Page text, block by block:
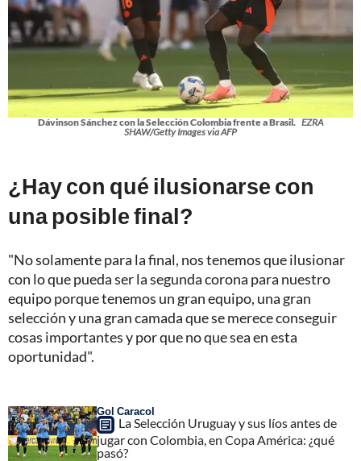
Dávinson Sánchez con la Selección Colombia frente a Brasil. EZRA
SHAW/Getty Images via AFP
¿Hay con qué ilusionarse con
una posible final?
"No solamente para la final, nos tenemos que ilusionar
con lo que pueda ser la segunda corona para nuestro
equipo porque tenemos un gran equipo, una gran
selección y una gran camada que se merece conseguir
cosas importantes y por que no que sea en esta
oportunidad".
Gol Caracol
La Selección Uruguay y sus líos antes de
jugar con Colombia, en Copa América: ¿qué
pasó?